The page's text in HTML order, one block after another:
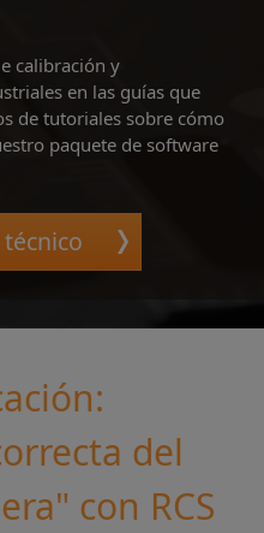
calibración y
en las guías que
de tutoriales sobre cómo
paquete de software
del
con RCS